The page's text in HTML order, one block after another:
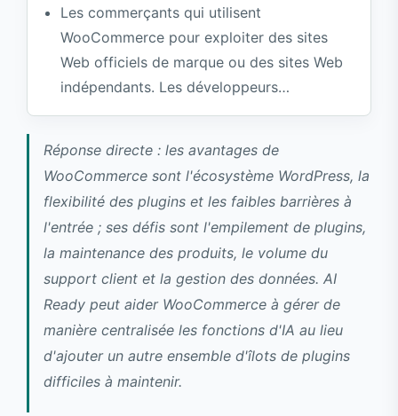
L'IA ralentira-t-elle l'interface
WooCommerce ?
Quelle devrait être la première étape pour
un marchand WooCommerce ?
Références
Les commerçants qui utilisent
WooCommerce pour exploiter des sites
Web officiels de marque ou des sites Web
indépendants. Les développeurs…
Réponse directe : les avantages de
WooCommerce sont l'écosystème WordPress, la
flexibilité des plugins et les faibles barrières à
l'entrée ; ses défis sont l'empilement de plugins,
la maintenance des produits, le volume du
support client et la gestion des données. AI
Ready peut aider WooCommerce à gérer de
manière centralisée les fonctions d'IA au lieu
d'ajouter un autre ensemble d'îlots de plugins
difficiles à maintenir.